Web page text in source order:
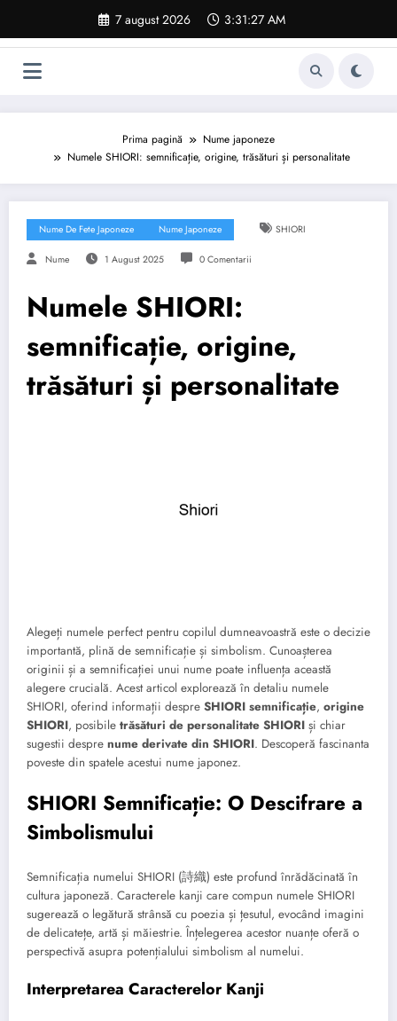
conținut
7 august 2026 3:31:28 AM
Prima pagină
Nume japoneze
Numele SHIORI: semnificație, origine, trăsături și personalitate
Nume De Fete Japoneze Nume Japoneze SHIORI
Nume 1 August 2025 0 Comentarii
Numele SHIORI:
semnificație, origine,
trăsături și personalitate
Alegeți numele perfect pentru copilul dumneavoastră este o decizie
importantă, plină de semnificație și simbolism. Cunoașterea
originii și a semnificației unui nume poate influența această
alegere crucială. Acest articol explorează în detaliu numele
SHIORI, oferind informații despre SHIORI semnificație, origine
SHIORI, posibile trăsături de personalitate SHIORI și chiar
sugestii despre nume derivate din SHIORI. Descoperă fascinanta
poveste din spatele acestui nume japonez.
SHIORI Semnificație: O Descifrare a
Simbolismului
Semnificația numelui SHIORI (詩織) este profund înrădăcinată în
cultura japoneză. Caracterele kanji care compun numele SHIORI
sugerează o legătură strânsă cu poezia și țesutul, evocând imagini
de delicatețe, artă și măiestrie. Înțelegerea acestor nuanțe oferă o
perspectivă asupra potențialului simbolism al numelui.
Interpretarea Caracterelor Kanji